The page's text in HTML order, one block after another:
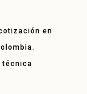
en
técnica